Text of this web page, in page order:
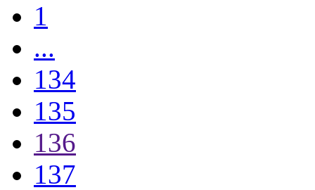
1
...
134
135
136
137